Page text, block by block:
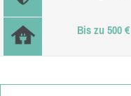
Bis zu 500